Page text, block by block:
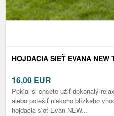
HOJDACIA SIEŤ EVANA NEW
16,00 EUR
Pokiaľ si chcete užiť dokonalý
alebo potešiť niekoho blízkeho
hojdacia sieť Evan NEW...